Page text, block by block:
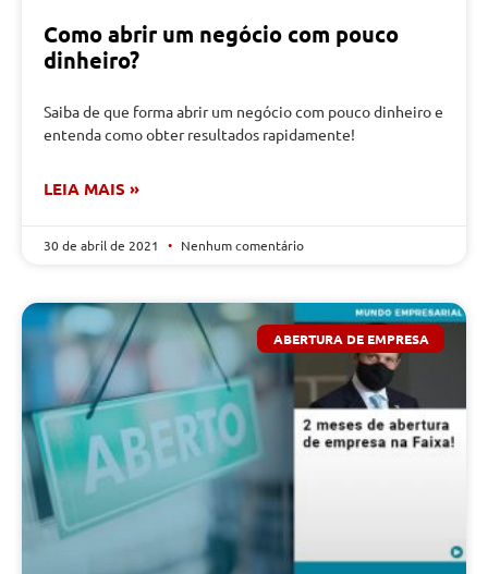
Como abrir um negócio com pouco
dinheiro?
Saiba de que forma abrir um negócio com pouco dinheiro e
entenda como obter resultados rapidamente!
LEIA MAIS »
30 de abril de 2021 Nenhum comentário
ABERTURA DE EMPRESA